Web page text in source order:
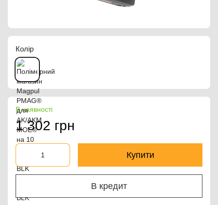
Колір
В наявності
1 302 грн
Купити
В кредит